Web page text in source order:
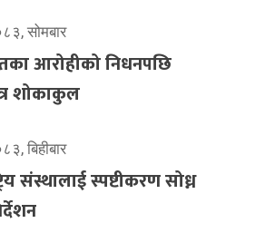
सोमबार
आरोहीको निधनपछि
शोकाकुल
बिहीबार
संस्थालाई स्पष्टीकरण सोध्न